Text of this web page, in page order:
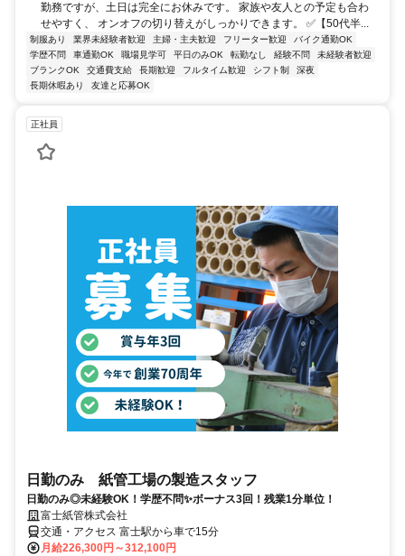
勤務ですが、土日は完全にお休みです。 家族や友人との予定も合わ
せやすく、 オンオフの切り替えがしっかりできます。 ✅【50代半...
制服あり 業界未経験者歓迎 主婦・主夫歓迎 フリーター歓迎
バイク通勤OK
学歴不問
車通勤OK 職場見学可 平日のみOK 転勤なし 経験不問
未経験者歓迎
ブランクOK
交通費支給 長期歓迎 フルタイム歓迎 シフト制
深夜
長期休暇あり
友達と応募OK
正社員
日勤のみ 紙管工場の製造スタッフ
日勤のみ◎未経験OK！学歴不問✨ボーナス3回！残業1分単位！
富士紙管株式会社
交通・アクセス 富士駅から車で15分
月給226,300円～312,100円